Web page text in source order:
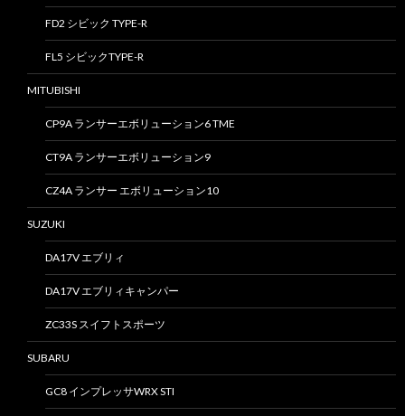
FD2 シビック TYPE-R
FL5 シビックTYPE-R
MITUBISHI
CP9A ランサーエボリューション6 TME
CT9A ランサーエボリューション9
CZ4A ランサー エボリューション10
SUZUKI
DA17V エブリィ
DA17V エブリィキャンパー
ZC33S スイフトスポーツ
SUBARU
GC8 インプレッサWRX STI